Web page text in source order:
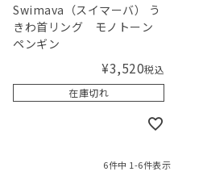
Swimava（スイマーバ） う
きわ首リング モノトーン
ペンギン
¥3,520税込
在庫切れ
6件中 1-6件表示